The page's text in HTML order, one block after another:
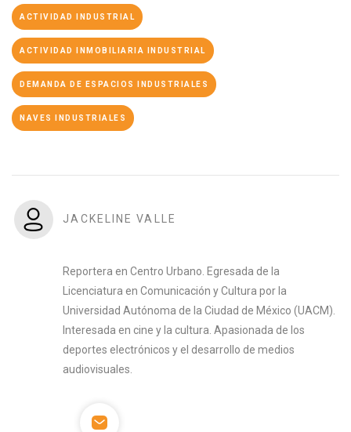
ACTIVIDAD INDUSTRIAL
ACTIVIDAD INMOBILIARIA INDUSTRIAL
DEMANDA DE ESPACIOS INDUSTRIALES
NAVES INDUSTRIALES
JACKELINE VALLE
Reportera en Centro Urbano. Egresada de la
Licenciatura en Comunicación y Cultura por la
Universidad Autónoma de la Ciudad de México (UACM).
Interesada en cine y la cultura. Apasionada de los
deportes electrónicos y el desarrollo de medios
audiovisuales.